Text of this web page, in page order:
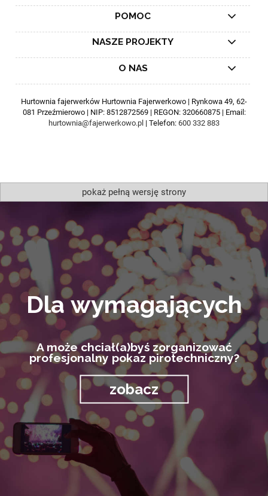
POMOC
NASZE PROJEKTY
O NAS
Hurtownia fajerwerków Hurtownia Fajerwerkowo | Rynkowa 49, 62-
081 Przeźmierowo | NIP: 8512872569 | REGON: 320660875 | Email:
hurtownia@fajerwerkowo.pl | Telefon: 600 332 883
pokaż pełną wersję strony
Dla wymagających
A może chciał(a)byś zorganizować
profesjonalny pokaz pirotechniczny?
zobacz